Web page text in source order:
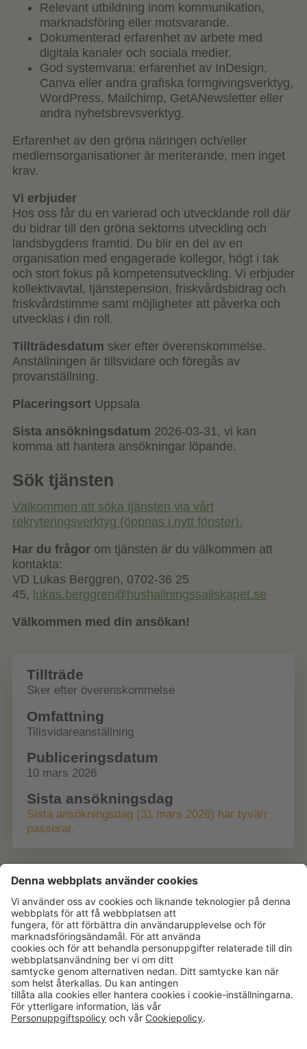
Relevant utbildning inom kommunikation,
marknadsföring eller motsvarande.
Dokumenterad erfarenhet av arbete med
digitala kanaler och sociala medier.
God systemvana; erfarenhet av InDesign,
Canva eller andra grafiska formgivingsverktyg,
WordPress, Mailchimp, GetANewsletter eller
andra nyhetsbrevsverktyg.
Erfarenhet av den gröna näringen och/eller
medlemsorganisationer är meriterande, men inget
krav.
Vi erbjuder
Hos oss får du en varierad och utvecklande roll där
du bidrar till den gröna sektorns utveckling och
landsbygdens framtid. Du blir en del av en
organisation med engagerade kollegor, högt i tak
och stort fokus på kompetensutveckling. Vi erbjuder
kollektivavtal, tjänstepension, friskvårdsbidrag och
friskvårdstimme samt möjligheter att påverka och
utvecklas i din roll.
Tillträdesdatum sker efter överenskommelse.
Anställningen är tillsvidare och föregås av
provanställning.
Placeringsort Uppsala
Sista ansökningsdatum 2026-03-31, vi kan
komma att hantera ansökningar löpande.
Sök tjänsten
Välkommen att söka tjänsten via vårt
rekryteringsverktyg (öppnas i nytt fönster).
Har du frågor om tjänsten är du välkommen att
kontakta:
VD Lukas Berggren, 0702-36 25
45, lukas.berggren@hushallningssallskapet.se
Välkommen med din ansökan!
Tillträde
Sker efter överenskommelse
Omfattning
Tillsvidareanställning
Publiceringsdatum
10 mars 2026
Sista ansökningsdag
Sista ansökningsdag (31 mars 2026) har tyvärr
passerat.